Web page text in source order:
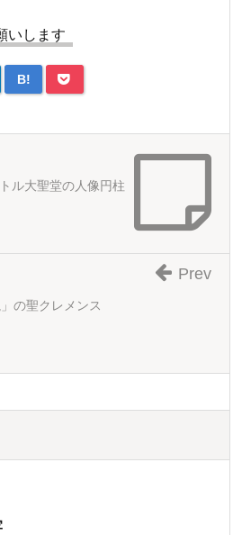
いします
B!
ル大聖堂の人像円柱
」の聖クレメンス
Prev